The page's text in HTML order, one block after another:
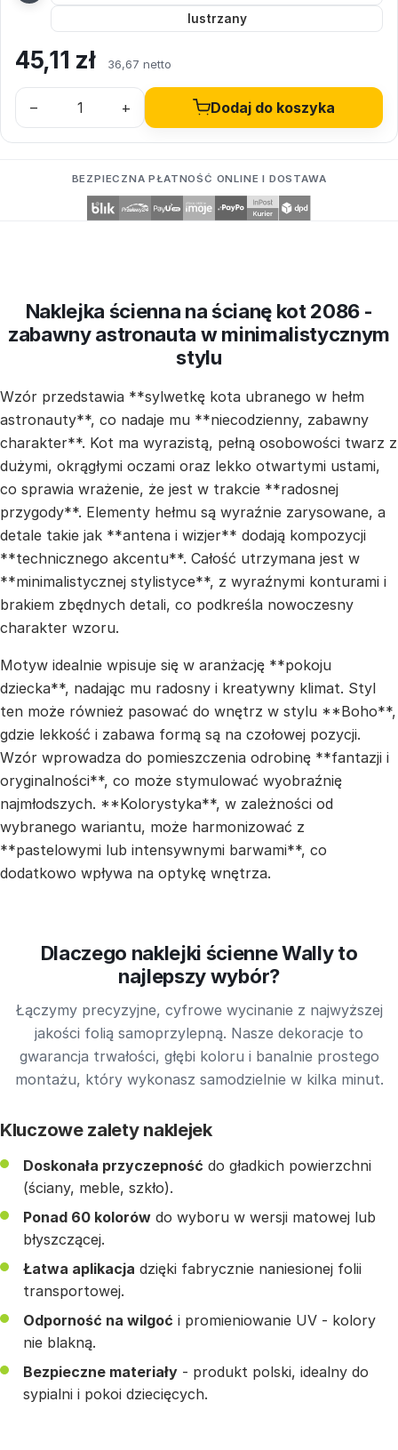
lustrzany
45,11 zł 36,67 netto
– + Dodaj do koszyka
BEZPIECZNA PŁATNOŚĆ ONLINE I DOSTAWA
Naklejka ścienna na ścianę kot 2086 -
zabawny astronauta w minimalistycznym
stylu
Wzór przedstawia **sylwetkę kota ubranego w hełm
astronauty**, co nadaje mu **niecodzienny, zabawny
charakter**. Kot ma wyrazistą, pełną osobowości twarz z
dużymi, okrągłymi oczami oraz lekko otwartymi ustami,
co sprawia wrażenie, że jest w trakcie **radosnej
przygody**. Elementy hełmu są wyraźnie zarysowane, a
detale takie jak **antena i wizjer** dodają kompozycji
**technicznego akcentu**. Całość utrzymana jest w
**minimalistycznej stylistyce**, z wyraźnymi konturami i
brakiem zbędnych detali, co podkreśla nowoczesny
charakter wzoru.
Motyw idealnie wpisuje się w aranżację **pokoju
dziecka**, nadając mu radosny i kreatywny klimat. Styl
ten może również pasować do wnętrz w stylu **Boho**,
gdzie lekkość i zabawa formą są na czołowej pozycji.
Wzór wprowadza do pomieszczenia odrobinę **fantazji i
oryginalności**, co może stymulować wyobraźnię
najmłodszych. **Kolorystyka**, w zależności od
wybranego wariantu, może harmonizować z
**pastelowymi lub intensywnymi barwami**, co
dodatkowo wpływa na optykę wnętrza.
Dlaczego naklejki ścienne Wally to
najlepszy wybór?
Łączymy precyzyjne, cyfrowe wycinanie z najwyższej
jakości folią samoprzylepną. Nasze dekoracje to
gwarancja trwałości, głębi koloru i banalnie prostego
montażu, który wykonasz samodzielnie w kilka minut.
Kluczowe zalety naklejek
Doskonała przyczepność do gładkich powierzchni
(ściany, meble, szkło).
Ponad 60 kolorów do wyboru w wersji matowej lub
błyszczącej.
Łatwa aplikacja dzięki fabrycznie naniesionej folii
transportowej.
Odporność na wilgoć i promieniowanie UV - kolory
nie blakną.
Bezpieczne materiały - produkt polski, idealny do
sypialni i pokoi dziecięcych.